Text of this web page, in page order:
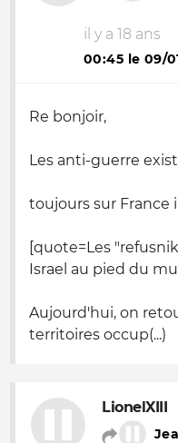
il y a 18 ans
00:45 le 09/
Re bonjoir,
Les anti-guerre
toujours sur France
[quote=Les
Israel au pied du
Aujourd'hui, on
territoires occup(...)
LionelXIII